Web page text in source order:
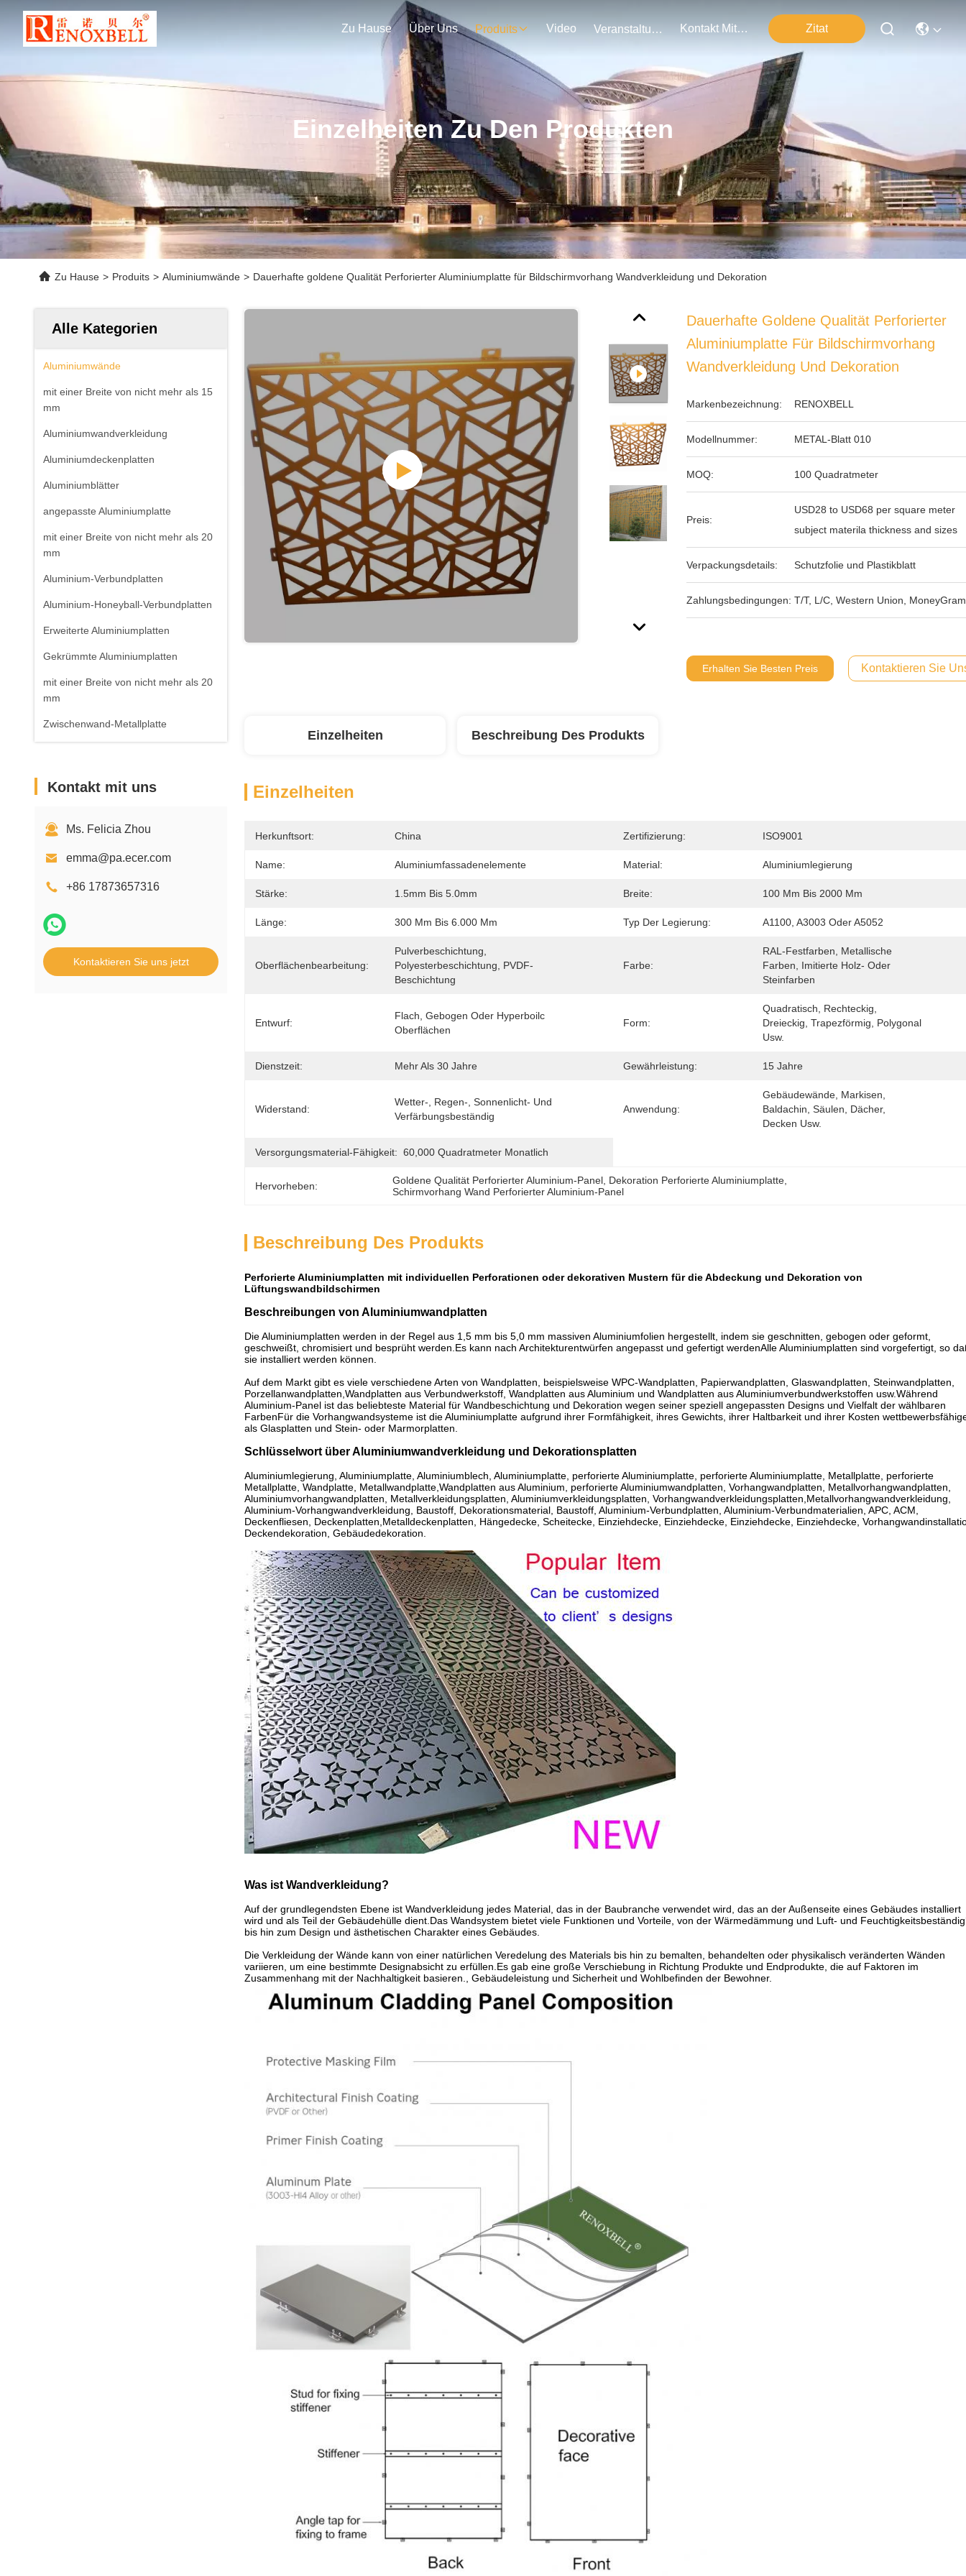
Zu Hause Über Uns Produits Video Veranstaltungen Kontakt Mit Uns Zitat
Einzelheiten Zu Den Produkten
Zu Hause > Produits > Aluminiumwände > Dauerhafte goldene Qualität Perforierter Aluminiumplatte für Bildschirmvorhang Wandverkleidung und Dekoration
Alle Kategorien
Aluminiumwände
mit einer Breite von nicht mehr als 15
mm
Aluminiumwandverkleidung
Aluminiumdeckenplatten
Aluminiumblätter
angepasste Aluminiumplatte
mit einer Breite von nicht mehr als 20
mm
Aluminium-Verbundplatten
Aluminium-Honeyball-Verbundplatten
Erweiterte Aluminiumplatten
Gekrümmte Aluminiumplatten
mit einer Breite von nicht mehr als 20
mm
Zwischenwand-Metallplatte
Kontakt mit uns
Ms. Felicia Zhou
emma@pa.ecer.com
+86 17873657316
Kontaktieren Sie uns jetzt
Dauerhafte Goldene Qualität Perforierter
Aluminiumplatte Für Bildschirmvorhang
Wandverkleidung Und Dekoration
Markenbezeichnung: RENOXBELL
Modellnummer: METAL-Blatt 010
MOQ: 100 Quadratmeter
Preis:
USD28 to USD68 per square meter
subject materila thickness and sizes
Verpackungsdetails: Schutzfolie und Plastikblatt
Zahlungsbedingungen: T/T, L/C, Western Union, MoneyGram
Erhalten Sie Besten Preis Kontaktieren Sie
Einzelheiten Beschreibung Des Produkts
Einzelheiten
Herkunftsort: China Zertifizierung: ISO9001
Name: Aluminiumfassadenelemente Material: Aluminiumlegierung
Stärke: 1.5mm Bis 5.0mm Breite: 100 Mm Bis 2000 Mm
Länge: 300 Mm Bis 6.000 Mm Typ Der Legierung: A1100, A3003 Oder A5052
Oberflächenbearbeitung:
Pulverbeschichtung,
Polyesterbeschichtung, PVDF-
Beschichtung
Farbe:
RAL-Festfarben, Metallische
Farben, Imitierte Holz- Oder
Steinfarben
Entwurf:
Flach, Gebogen Oder Hyperboilc
Oberflächen
Form:
Quadratisch, Rechteckig,
Dreieckig, Trapezförmig, Polygonal
Usw.
Dienstzeit: Mehr Als 30 Jahre Gewährleistung: 15 Jahre
Widerstand:
Wetter-, Regen-, Sonnenlicht- Und
Verfärbungsbeständig
Anwendung:
Gebäudewände, Markisen,
Baldachin, Säulen, Dächer,
Decken Usw.
Versorgungsmaterial-Fähigkeit: 60,000 Quadratmeter Monatlich
Hervorheben: Goldene Qualität Perforierter Aluminium-Panel Dekoration Perforierte Aluminiumplatte
Schirmvorhang Wand Perforierter Aluminium-Panel
Beschreibung Des Produkts
Perforierte Aluminiumplatten mit individuellen Perforationen oder dekorativen Mustern für die Abdeckung und Dekoration von
Lüftungswandbildschirmen
Beschreibungen von Aluminiumwandplatten
Die Aluminiumplatten werden in der Regel aus 1,5 mm bis 5,0 mm massiven Aluminiumfolien hergestellt, indem sie geschnitten, gebogen oder geformt,
geschweißt, chromisiert und besprüht werden.Es kann nach Architekturentwürfen angepasst und gefertigt werdenAlle Aluminiumplatten sind vorgefertigt, so
sie installiert werden können.
Auf dem Markt gibt es viele verschiedene Arten von Wandplatten, beispielsweise WPC-Wandplatten, Papierwandplatten, Glaswandplatten, Steinwandplatten,
Porzellanwandplatten,Wandplatten aus Verbundwerkstoff, Wandplatten aus Aluminium und Wandplatten aus Aluminiumverbundwerkstoffen usw.Während
Aluminium-Panel ist das beliebteste Material für Wandbeschichtung und Dekoration wegen seiner speziell angepassten Designs und Vielfalt der wählbaren
FarbenFür die Vorhangwandsysteme ist die Aluminiumplatte aufgrund ihrer Formfähigkeit, ihres Gewichts, ihrer Haltbarkeit und ihrer Kosten
als Glasplatten und Stein- oder Marmorplatten.
Schlüsselwort über Aluminiumwandverkleidung und Dekorationsplatten
Aluminiumlegierung, Aluminiumplatte, Aluminiumblech, Aluminiumplatte, perforierte Aluminiumplatte, perforierte Aluminiumplatte, Metallplatte, perforierte
Metallplatte, Wandplatte, Metallwandplatte,Wandplatten aus Aluminium, perforierte Aluminiumwandplatten, Vorhangwandplatten, Metallvorhangwandplatten,
Aluminiumvorhangwandplatten, Metallverkleidungsplatten, Aluminiumverkleidungsplatten, Vorhangwandverkleidungsplatten,Metallvorhangwandverkleidung,
Aluminium-Vorhangwandverkleidung, Baustoff, Dekorationsmaterial, Baustoff, Aluminium-Verbundplatten, Aluminium-Verbundmaterialien, APC, ACM,
Deckenfliesen, Deckenplatten,Metalldeckenplatten, Hängedecke, Scheitecke, Einziehdecke, Einziehdecke, Einziehdecke, Einziehdecke,
Deckendekoration, Gebäudedekoration.
Was ist Wandverkleidung?
Auf der grundlegendsten Ebene ist Wandverkleidung jedes Material, das in der Baubranche verwendet wird, das an der Außenseite eines Gebäudes installiert
wird und als Teil der Gebäudehülle dient.Das Wandsystem bietet viele Funktionen und Vorteile, von der Wärmedämmung und Luft- und
bis hin zum Design und ästhetischen Charakter eines Gebäudes.
Die Verkleidung der Wände kann von einer natürlichen Veredelung des Materials bis hin zu bemalten, behandelten oder physikalisch veränderten Wänden
variieren, um eine bestimmte Designabsicht zu erfüllen.Es gab eine große Verschiebung in Richtung Produkte und Endprodukte, die auf Faktoren im
Zusammenhang mit der Nachhaltigkeit basieren., Gebäudeleistung und Sicherheit und Wohlbefinden der Bewohner.